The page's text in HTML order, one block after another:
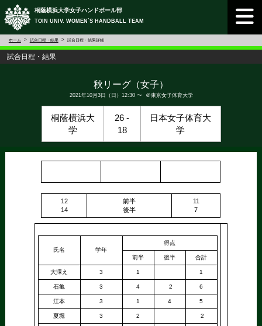
桐蔭横浜大学女子ハンドボール部
TOIN UNIV. WOMEN`S HANDBALL TEAM
ホーム 試合日程・結果 試合日程・結果詳細
試合日程・結果
秋リーグ（女子）
2021年10月3日（日）12:30 〜 ＠東京女子体育大学
桐蔭横浜大
学
26 -
18
日本女子体育大
学
12
14
前半
後半
11
7
氏名 学年
得点
前半 後半 合計
大澤え 3 1 1
石亀 3 4 2 6
江本 3 1 4 5
夏堀 3 2 2